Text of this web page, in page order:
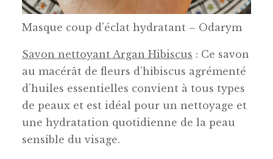
Masque coup d’éclat hydratant – Odarym
Savon nettoyant Argan Hibiscus : Ce savon
au macérât de fleurs d’hibiscus agrémenté
d’huiles essentielles convient à tous types
de peaux et est idéal pour un nettoyage et
une hydratation quotidienne de la peau
sensible du visage.